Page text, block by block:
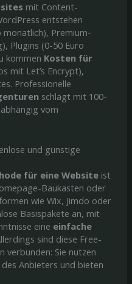
mit Content-
entstehen
Premium-
Plugins (0-50 Euro
kommen Kosten für
mit Let’s Encrypt),
Professionelle
schlägt mit 100-
vom
und günstige
für eine Websiteist
Baukasten oder
wie Wix, Jimdo oder
Basispakete an, mit
eine einfache
sind diese Free-
verbunden: Sie nutzen
Anbieters und bieten